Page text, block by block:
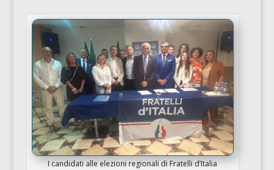
I candidati alle elezioni regionali di Fratelli d’Italia